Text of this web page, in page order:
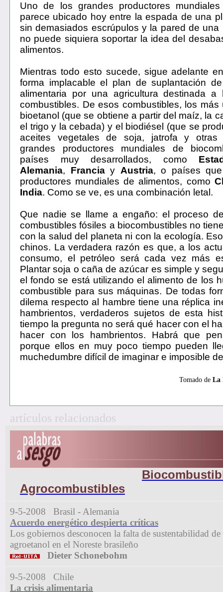
Uno de los grandes productores
parece ubicado hoy entre la espada de una
sin demasiados escrúpulos y la pared de una
no puede siquiera soportar la idea del
alimentos.
Mientras todo esto sucede, sigue adelante
forma implacable el plan de suplantación
alimentaria por una agricultura destinada a
combustibles. De esos combustibles, los
bioetanol (que se obtiene a partir del maíz, la
el trigo y la cebada) y el biodiésel (que se
aceites vegetales de soja, jatrofa y otras
grandes productores mundiales de
países muy desarrollados, como
Alemania, Franciay Austria, o países
productores mundiales de alimentos, como
India. Como se ve, es una combinación letal.
Que nadie se llame a engaño: el proceso
combustibles fósiles a biocombustibles no
con la salud del planeta ni con la ecología.
chinos. La verdadera razón es que, a los
consumo, el petróleo será cada vez más
Plantar soja o caña de azúcar es simple y
el fondo se está utilizando el alimento de los
combustible para sus máquinas. De todas
dilema respecto al hambre tiene una réplica
hambrientos, verdaderos sujetos de esta
tiempo la pregunta no será qué hacer con el
hacer con los hambrientos. Habrá que
porque ellos en muy poco tiempo pueden
muchedumbre difícil de imaginar e imposible
Tomado de La
artículos relacionados
Bio
Agrocombustibles
9-5-2008 Brasil - Alemania
Acuerdo energético despierta críticas
Los gobiernos desconocen la falta de sustentabilidad
agroetanol en el Noreste brasileño
Dieter Schonebohm
9-5-2008 Chile
La crisis alimentaria